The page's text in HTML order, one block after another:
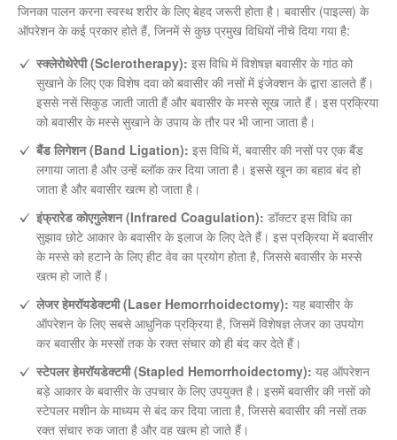
जिनका पालन करना स्वस्थ शरीर के लिए बेहद जरूरी होता है। बवासीर (पाइल्स) के
ऑपरेशन के कई प्रकार होते हैं, जिनमें से कुछ प्रमुख विधियों नीचे दिया गया है:
स्क्लेरोथेरेपी (Sclerotherapy): इस विधि में विशेषज्ञ बवासीर के गांठ को
सुखाने के लिए एक विशेष दवा को बवासीर की नसों में इंजेक्शन के द्वारा डालते हैं।
इससे नसें सिकुड जाती जाती हैं और बवासीर के मस्से सूख जाते हैं। इस प्रक्रिया
को बवासीर के मस्से सुखाने के उपाय के तौर पर भी जाना जाता है।
बैंड लिगेशन (Band Ligation): इस विधि में, बवासीर की नसों पर एक बैंड
लगाया जाता है और उन्हें ब्लॉक कर दिया जाता है। इससे खून का बहाव बंद हो
जाता है और बवासीर खत्म हो जाता है।
इंफ्रारेड कोएगुलेशन (Infrared Coagulation): डॉक्टर इस विधि का
सुझाव छोटे आकार के बवासीर के इलाज के लिए देते हैं। इस प्रक्रिया में बवासीर
के मस्से को हटाने के लिए हीट वेव का प्रयोग होता है, जिससे बवासीर के मस्से
खत्म हो जाते हैं।
लेजर हेमरॉयडेक्टमी (Laser Hemorrhoidectomy): यह बवासीर के
ऑपरेशन के लिए सबसे आधुनिक प्रक्रिया है, जिसमें विशेषज्ञ लेजर का उपयोग
कर बवासीर के मस्सों तक के रक्त संचार को ही बंद कर देते हैं।
स्टेपलर हेमरॉयडेक्टमी (Stapled Hemorrhoidectomy): यह ऑपरेशन
बड़े आकार के बवासीर के उपचार के लिए उपयुक्त है। इसमें बवासीर की नसों को
स्टेपलर मशीन के माध्यम से बंद कर दिया जाता है, जिससे बवासीर की नसों तक
रक्त संचार रुक जाता है और वह खत्म हो जाते हैं।